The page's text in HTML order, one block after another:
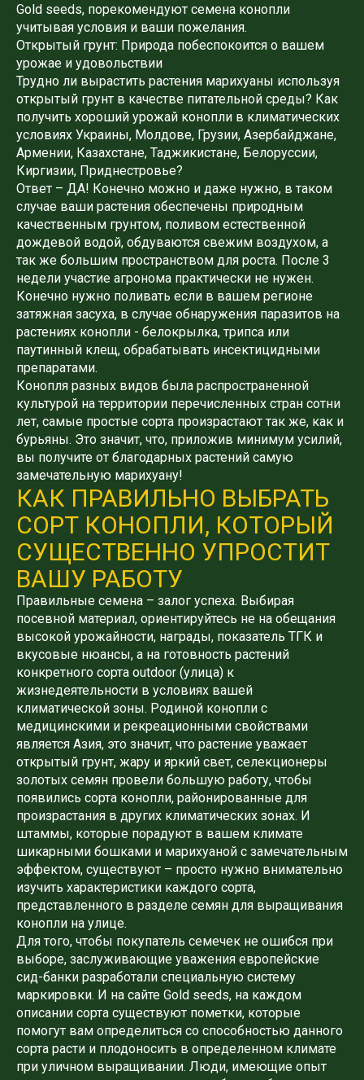
Gold seeds, порекомендуют семена конопли
учитывая условия и ваши пожелания.
Открытый грунт: Природа побеспокоится о вашем
урожае и удовольствии
Трудно ли вырастить растения марихуаны используя
открытый грунт в качестве питательной среды? Как
получить хороший урожай конопли в климатических
условиях Украины, Молдове, Грузии, Азербайджане,
Армении, Казахстане, Таджикистане, Белоруссии,
Киргизии, Приднестровье?
Ответ – ДА! Конечно можно и даже нужно, в таком
случае ваши растения обеспечены природным
качественным грунтом, поливом естественной
дождевой водой, обдуваются свежим воздухом, а
так же большим пространством для роста. После 3
недели участие агронома практически не нужен.
Конечно нужно поливать если в вашем регионе
затяжная засуха, в случае обнаружения паразитов на
растениях конопли - белокрылка, трипса или
паутинный клещ, обрабатывать инсектицидными
препаратами.
Конопля разных видов была распространенной
культурой на территории перечисленных стран сотни
лет, самые простые сорта произрастают так же, как и
бурьяны. Это значит, что, приложив минимум усилий,
вы получите от благодарных растений самую
замечательную марихуану!
КАК ПРАВИЛЬНО ВЫБРАТЬ
СОРТ КОНОПЛИ, КОТОРЫЙ
СУЩЕСТВЕННО УПРОСТИТ
ВАШУ РАБОТУ
Правильные семена – залог успеха. Выбирая
посевной материал, ориентируйтесь не на обещания
высокой урожайности, награды, показатель ТГК и
вкусовые нюансы, а на готовность растений
конкретного сорта outdoor (улица) к
жизнедеятельности в условиях вашей
климатической зоны. Родиной конопли с
медицинскими и рекреационными свойствами
является Азия, это значит, что растение уважает
открытый грунт, жару и яркий свет, селекционеры
золотых семян провели большую работу, чтобы
появились сорта конопли, районированные для
произрастания в других климатических зонах. И
штаммы, которые порадуют в вашем климате
шикарными бошками и марихуаной с замечательным
эффектом, существуют – просто нужно внимательно
изучить характеристики каждого сорта,
представленного в разделе семян для выращивания
конопли на улице.
Для того, чтобы покупатель семечек не ошибся при
выборе, заслуживающие уважения европейские
сид-банки разработали специальную систему
маркировки. И на сайте Gold seeds, на каждом
описании сорта существуют пометки, которые
помогут вам определиться со способностью данного
сорта расти и плодоносить в определенном климате
при уличном выращивании. Люди, имеющие опыт